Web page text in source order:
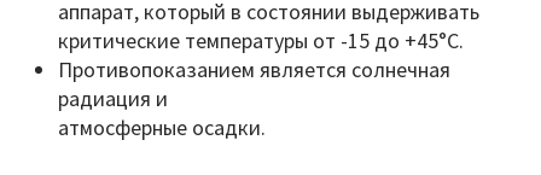
аппарат, который в состоянии выдерживать
критические температуры от -15 до +45°С.
Противопоказанием является солнечная
радиация и
атмосферные осадки.